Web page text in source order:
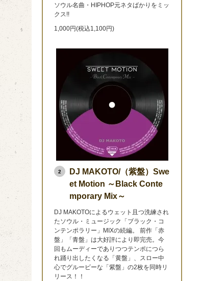
ソウル名曲・HIPHOP元ネタばかりをミッ
クス!!
1,000円(税込1,100円)
2
DJ MAKOTO/（紫盤）Swe
et Motion ～Black Conte
mporary Mix～
DJ MAKOTOによるウェット且つ洗練され
たソウル・ミュージック「ブラック・コ
ンテンポラリー」MIXの続編。 前作「赤
盤」「青盤」は大好評により即完売。今
回もムーディーでありつつテンポにつら
れ踊り出したくなる「黄盤」、スロー中
心でグルービーな「紫盤」の2枚を同時リ
リース！！